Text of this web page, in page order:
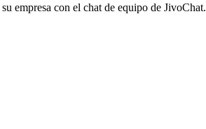
empresa con el chat de equipo de JivoChat.